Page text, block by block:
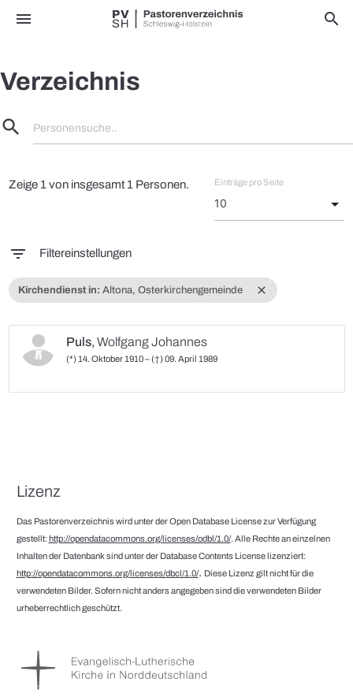
menu search
Verzeichnis
search Personensuche..
Zeige 1 von insgesamt 1 Personen. Einträge pro Seite
filter_list Filtereinstellungen
close
Kirchendienst in: Altona, Osterkirchengemeinde
Puls, Wolfgang Johannes
(*) 14. Oktober 1910 – (†) 09. April 1989
Lizenz
Das Pastorenverzeichnis wird unter der Open Database License zur Verfügung
gestellt:http://opendatacommons.org/licenses/odbl/1.0/. Alle Rechte an einzelnen
Inhalten der Datenbank sind unter der Database Contents License lizenziert:
http://opendatacommons.org/licenses/dbcl/1.0/. Diese Lizenz gilt nicht für die
verwendeten Bilder. Sofern nicht anders angegeben sind die verwendeten Bilder
urheberrechtlich geschützt.